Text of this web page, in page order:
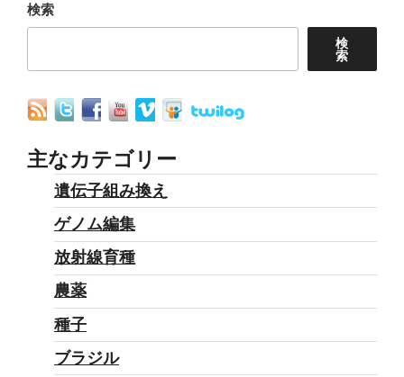
ン
検索
検
索
主なカテゴリー
遺伝子組み換え
ゲノム編集
放射線育種
農薬
種子
ブラジル